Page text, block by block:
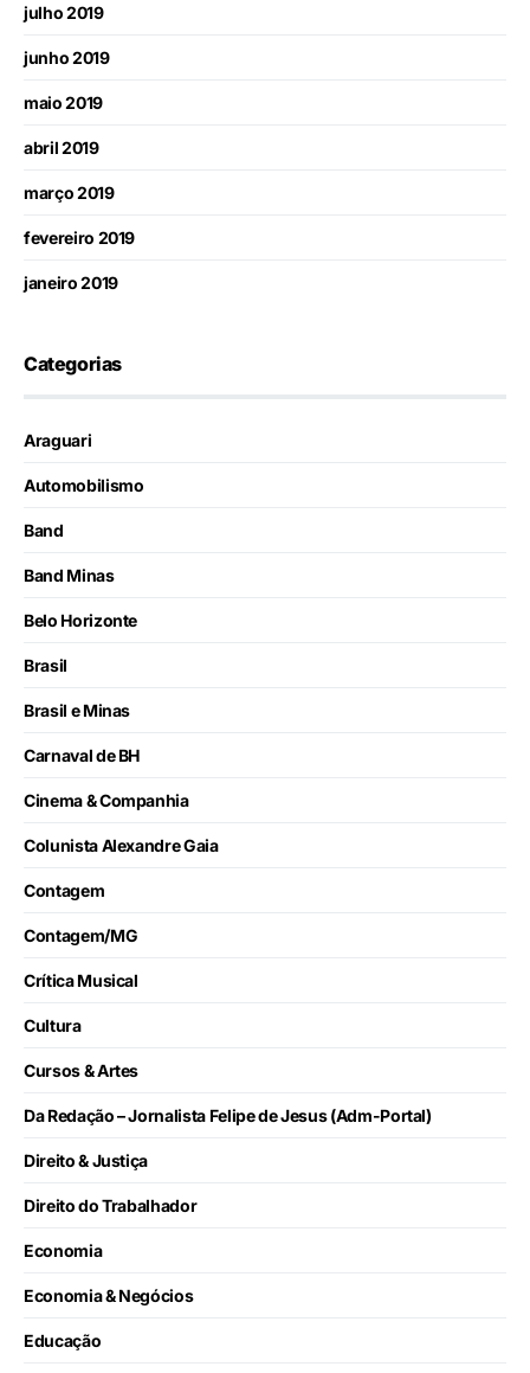
julho 2019
junho 2019
maio 2019
abril 2019
março 2019
fevereiro 2019
janeiro 2019
Categorias
Araguari
Automobilismo
Band
Band Minas
Belo Horizonte
Brasil
Brasil e Minas
Carnaval de BH
Cinema & Companhia
Colunista Alexandre Gaia
Contagem
Contagem/MG
Crítica Musical
Cultura
Cursos & Artes
Da Redação – Jornalista Felipe de Jesus (Adm-Portal)
Direito & Justiça
Direito do Trabalhador
Economia
Economia & Negócios
Educação